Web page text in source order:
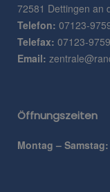
72581 Dettingen an
Telefon: 07123-
Telefax: 07123-
Email:
Öffnungszeiten
Montag – Samstag: